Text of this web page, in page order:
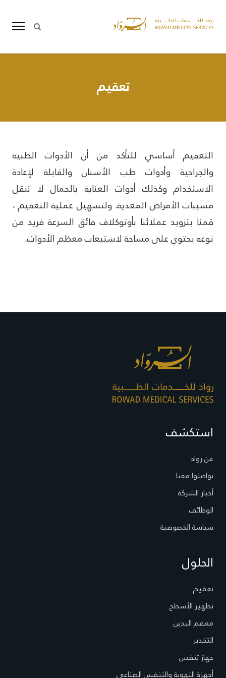
تعقيم
التعقيم أساسي للتأكد من أن الأدوات الطبية
والجراحية وأدوات طب الأسنان والقابلة لإعادة
الاستخدام وكذلك أدوات العناية بالجمال لا تنقل
مسببات الأمراض المعدية. ولتسهيل عملية التعقيم ،
قمنا بتزويد عملائنا بأوتوكلاف فائق السرعة فريد من
نوعه يحتوي على مساحة لاستيعاب معظم الأدوات.
استكشف
عن رواد
تواصلوا معنا
أخبار الشركة
الوظائف
سياسة الخصوصية
الحلول
تعقيم
تطهير الأسطح
معقم اليدين
التخدير
جهاز تنفس
أجهزة التهوية والتنفس الصناعي